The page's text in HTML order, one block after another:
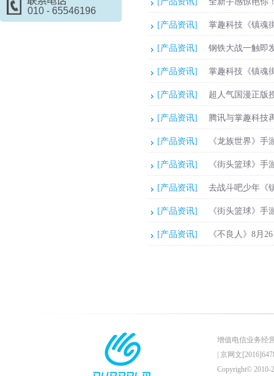
010 - 65546196
[产品资讯] 掌趣科技《镇魂
[产品资讯] 钢铁大战一触即
[产品资讯] 掌趣科技《镇魂
[产品资讯] 超人气国漫正版
[产品资讯] 腾讯与掌趣科技
[产品资讯] 《龙族世界》
[产品资讯] 《街头篮球》
[产品资讯] 去战斗吧少年《
[产品资讯] 《街头篮球》
[产品资讯] 《不良人》8月
增值电信业务经
京网文
Copyright© 2010-